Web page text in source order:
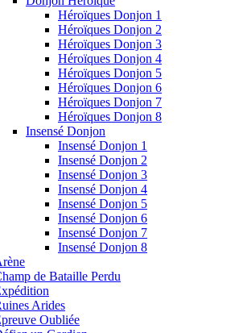
Héroïques Donjon 1
Héroïques Donjon 2
Héroïques Donjon 3
Héroïques Donjon 4
Héroïques Donjon 5
Héroïques Donjon 6
Héroïques Donjon 7
Héroïques Donjon 8
Insensé Donjon
Insensé Donjon 1
Insensé Donjon 2
Insensé Donjon 3
Insensé Donjon 4
Insensé Donjon 5
Insensé Donjon 6
Insensé Donjon 7
Insensé Donjon 8
de Bataille Perdu
Arides
Oubliée